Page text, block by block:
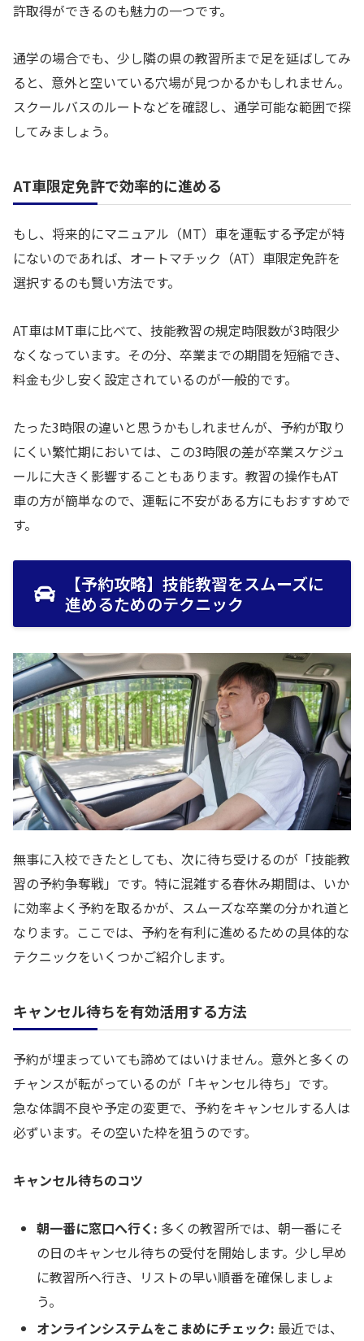
許取得ができるのも魅力の一つです。
通学の場合でも、少し隣の県の教習所まで足を延ばしてみ
ると、意外と空いている穴場が見つかるかもしれません。
スクールバスのルートなどを確認し、通学可能な範囲で探
してみましょう。
AT車限定免許で効率的に進める
もし、将来的にマニュアル（MT）車を運転する予定が特
にないのであれば、オートマチック（AT）車限定免許を
選択するのも賢い方法です。
AT車はMT車に比べて、技能教習の規定時限数が3時限少
なくなっています。その分、卒業までの期間を短縮でき、
料金も少し安く設定されているのが一般的です。
たった3時限の違いと思うかもしれませんが、予約が取り
にくい繁忙期においては、この3時限の差が卒業スケジュ
ールに大きく影響することもあります。教習の操作もAT
車の方が簡単なので、運転に不安がある方にもおすすめで
す。
【予約攻略】技能教習をスムーズに
進めるためのテクニック
無事に入校できたとしても、次に待ち受けるのが「技能教
習の予約争奪戦」です。特に混雑する春休み期間は、いか
に効率よく予約を取るかが、スムーズな卒業の分かれ道と
なります。ここでは、予約を有利に進めるための具体的な
テクニックをいくつかご紹介します。
キャンセル待ちを有効活用する方法
予約が埋まっていても諦めてはいけません。意外と多くの
チャンスが転がっているのが「キャンセル待ち」です。
急な体調不良や予定の変更で、予約をキャンセルする人は
必ずいます。その空いた枠を狙うのです。
キャンセル待ちのコツ
朝一番に窓口へ行く: 多くの教習所では、朝一番にそ
の日のキャンセル待ちの受付を開始します。少し早め
に教習所へ行き、リストの早い順番を確保しましょ
う。
オンラインシステムをこまめにチェック: 最近では、